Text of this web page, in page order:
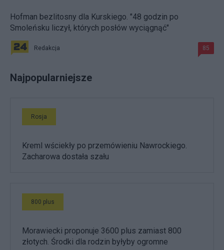
Hofman bezlitosny dla Kurskiego. "48 godzin po
Smoleńsku liczył, których posłów wyciągnąć"
Redakcja 85
Najpopularniejsze
Rosja
Kreml wściekły po przemówieniu Nawrockiego.
Zacharowa dostała szału
800 plus
Morawiecki proponuje 3600 plus zamiast 800
złotych. Środki dla rodzin byłyby ogromne